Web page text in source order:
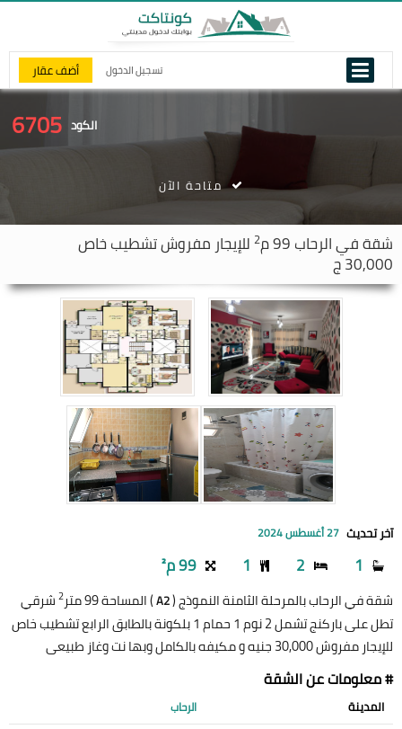
تسجيل الدخول أضف عقار
الكود 6705
شقة فيالرحاب 2 للإيجار مفروش تشطيب خاص
30,000 ج
متاحة الآن
آخر تحديث 27 أغسطس 2024
1
2
1 99 م²
شقة في الرحاب بالمرحلة الثامنة النموذج (A2) المساحة 99 متر 2 شرقي
تطل على باركنج تشمل 2 نوم 1 حمام 1 بلكونة بالطابق الرابع تشطيب خاص
للإيجار مفروش 30,000 جنيه و مكيفه بالكامل وبها نت وغاز طبيعى
# معلومات عن الشقة
المدينة الرحاب